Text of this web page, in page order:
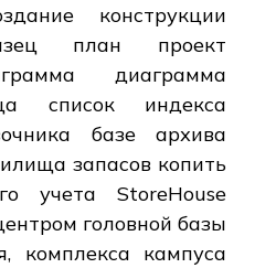
конструкции
план проект
диаграмма
список индекса
базе архива
запасов копить
учета StoreHouse
головной базы
комплекса кампуса